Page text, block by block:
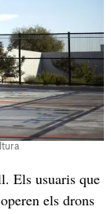
Els usuaris que
els drons